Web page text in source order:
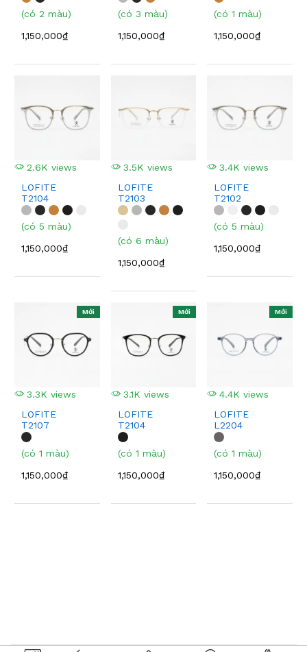
(có 2 màu)
1,150,000₫
(có 3 màu)
1,150,000₫
(có 1 màu)
1,150,000₫
2.6K views
LOFITE
T2104
(có 5 màu)
1,150,000₫
3.5K views
LOFITE
T2103
(có 6 màu)
1,150,000₫
3.4K views
LOFITE
T2102
(có 5 màu)
1,150,000₫
3.3K views
Mới
LOFITE
T2107
(có 1 màu)
1,150,000₫
3.1K views
Mới
LOFITE
T2104
(có 1 màu)
1,150,000₫
4.4K views
Mới
LOFITE
L2204
(có 1 màu)
1,150,000₫